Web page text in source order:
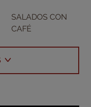
SALADOS CON
CAFÉ